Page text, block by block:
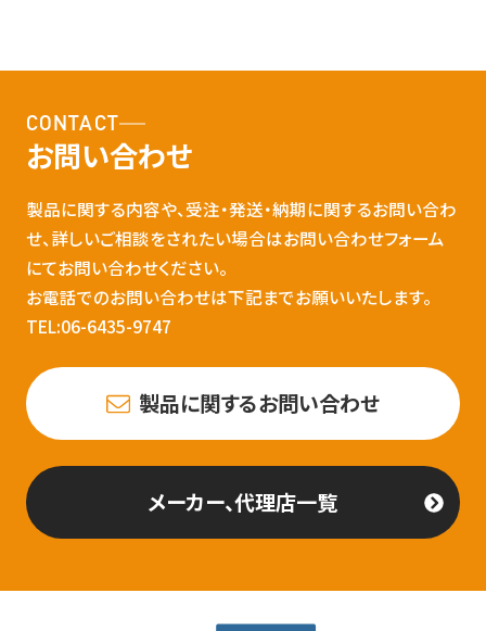
CONTACT
お問い合わせ
製品に関する内容や、受注・発送・納期に関するお問い合わ
せ、詳しいご相談をされたい場合はお問い合わせフォーム
にてお問い合わせください。
お電話でのお問い合わせは下記までお願いいたします。
TEL:06-6435-9747
製品に関するお問い合わせ
メーカー、代理店一覧